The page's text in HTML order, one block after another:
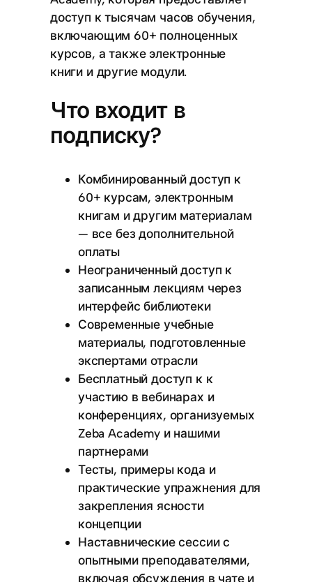
доступ к тысячам часов обучения,
включающим 60+ полноценных
курсов, а также электронные
книги и другие модули.
Что входит в
подписку?
Комбинированный доступ к
60+ курсам, электронным
книгам и другим материалам
— все без дополнительной
оплаты
Неограниченный доступ к
записанным лекциям через
интерфейс библиотеки
Современные учебные
материалы, подготовленные
экспертами отрасли
Бесплатный доступ к к
участию в вебинарах и
конференциях, организуемых
Zeba Academy и нашими
партнерами
Тесты, примеры кода и
практические упражнения для
закрепления ясности
концепции
Наставнические сессии с
опытными преподавателями,
включая обсуждения в чате и